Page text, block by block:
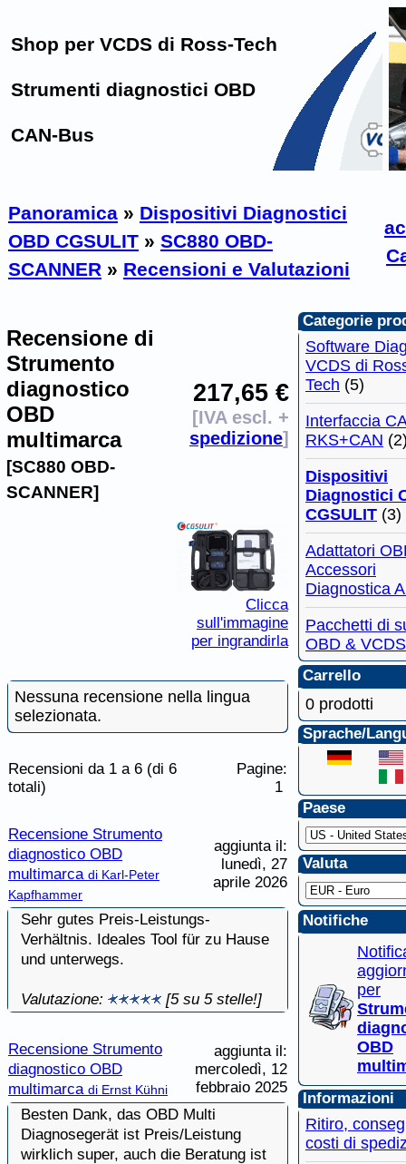
Shop per VCDS di Ross-Tech
Strumenti diagnostici OBD
CAN-Bus
Panoramica » Dispositivi Diagnostici
OBD CGSULIT » SC880 OBD-
SCANNER » Recensioni e Valutazioni
Recensione di
Strumento
diagnostico
OBD
multimarca
[SC880 OBD-
SCANNER]
217,65 €
[IVA escl. +
spedizione]
Clicca
sull'immagine
per ingrandirla
Nessuna recensione nella lingua
selezionata.
Recensioni da 1 a 6 (di 6
totali)
Pagine:
1
Recensione Strumento
diagnostico OBD
multimarca di Karl-Peter
Kapfhammer
aggiunta il:
lunedì, 27
aprile 2026
Sehr gutes Preis-Leistungs-
Verhältnis. Ideales Tool für zu Hause
und unterwegs.
Valutazione: [5 su 5 stelle!]
Recensione Strumento
diagnostico OBD
multimarca di Ernst Kühni
aggiunta il:
mercoledì, 12
febbraio 2025
Besten Dank, das OBD Multi
Diagnosegerät ist Preis/Leistung
wirklich super, auch die Beratung ist
Categorie
Software
VCDS di
Tech (5)
Interfaccia
RKS+CAN
Dispositivi
Diagnostici
CGSULIT (3)
Adattatori
Accessori
Diagnostica
Pacchetti di
OBD & VCDS
Carrello
0 prodotti
Sprache/
Paese
Valuta
Notifiche
per
OBD
Informazioni
Ritiro,
costi di